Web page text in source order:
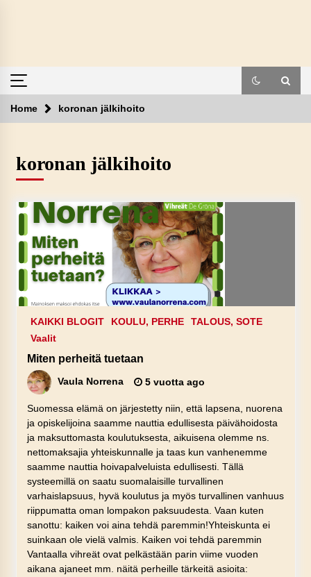
Home koronan jälkihoito
koronan jälkihoito
KAIKKI BLOGIT KOULU, PERHE
TALOUS, SOTE
Vaalit
Miten perheitä tuetaan
Vaula Norrena 5 vuotta ago
Suomessa elämä on järjestetty niin, että lapsena, nuorena
ja opiskelijoina saamme nauttia edullisesta päivähoidosta
ja maksuttomasta koulutuksesta, aikuisena olemme ns.
nettomaksajia yhteiskunnalle ja taas kun vanhenemme
saamme nauttia hoivapalveluista edullisesti. Tällä
systeemillä on saatu suomalaisille turvallinen
varhaislapsuus, hyvä koulutus ja myös turvallinen vanhuus
riippumatta oman lompakon paksuudesta. Vaan kuten
sanottu: kaiken voi aina tehdä paremmin!Yhteiskunta ei
suinkaan ole vielä valmis. Kaiken voi tehdä paremmin
Vantaalla vihreät ovat pelkästään parin viime vuoden
aikana ajaneet mm. näitä perheille tärkeitä asioita: